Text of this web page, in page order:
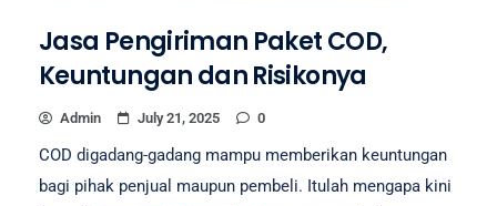
Jasa Pengiriman Paket COD,
Keuntungan dan Risikonya
Admin July 21, 2025 0
COD digadang-gadang mampu memberikan keuntungan
bagi pihak penjual maupun pembeli. Itulah mengapa kini